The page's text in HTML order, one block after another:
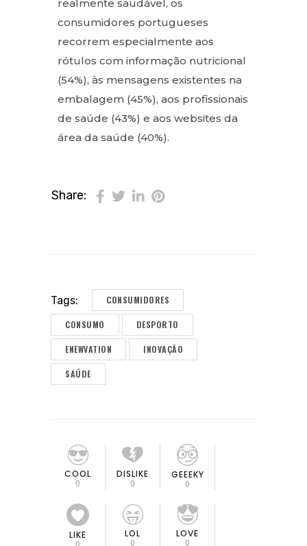
realmente saudável, os
consumidores portugueses
recorrem especialmente aos
rótulos com informação nutricional
(54%), às mensagens existentes na
embalagem (45%), aos profissionais
de saúde (43%) e aos websites da
área da saúde (40%).
Share:
Tags: CONSUMIDORES
CONSUMO DESPORTO
ENEWVATION INOVAÇÃO
SAÚDE
COOL
0
DISLIKE
0
GEEEKY
0
LIKE LOL
0
LOVE
0